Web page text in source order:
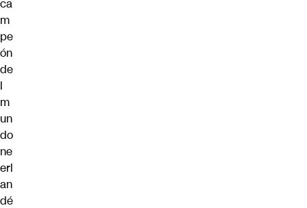
ca
m
pe
ón
de
l
m
un
do
ne
erl
an
dé